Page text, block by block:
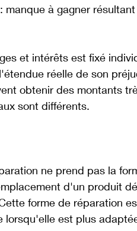
: manque à gagner
et intérêts est fixé
réelle de son
obtenir des montants
sont différents.
ne prend pas la
d'un produit
forme de réparation
lorsqu'elle est plus